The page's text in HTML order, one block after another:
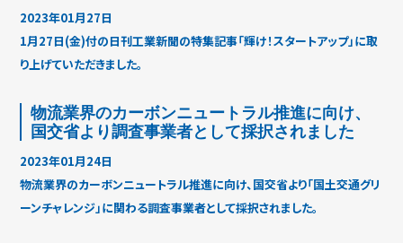
2023年01月27日
1月27日(金)付の日刊工業新聞の特集記事「輝け！スタートアップ」に取
り上げていただきました。
物流業界のカーボンニュートラル推進に向け、
国交省より調査事業者として採択されました
2023年01月24日
物流業界のカーボンニュートラル推進に向け、国交省より「国土交通グリ
ーンチャレンジ」に関わる調査事業者として採択されました。